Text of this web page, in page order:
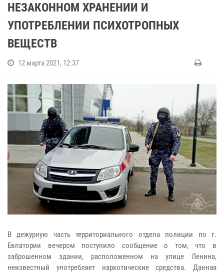
НЕЗАКОННОМ ХРАНЕНИИ И
УПОТРЕБЛЕНИИ ПСИХОТРОПНЫХ
ВЕЩЕСТВ
12 марта 2021, 12:37
В дежурную часть территориального отдела полиции по г.
Евпатории вечером поступило сообщение о том, что в
заброшенном здании, расположенном на улице Ленина,
неизвестный употребляет наркотические средства. Данная